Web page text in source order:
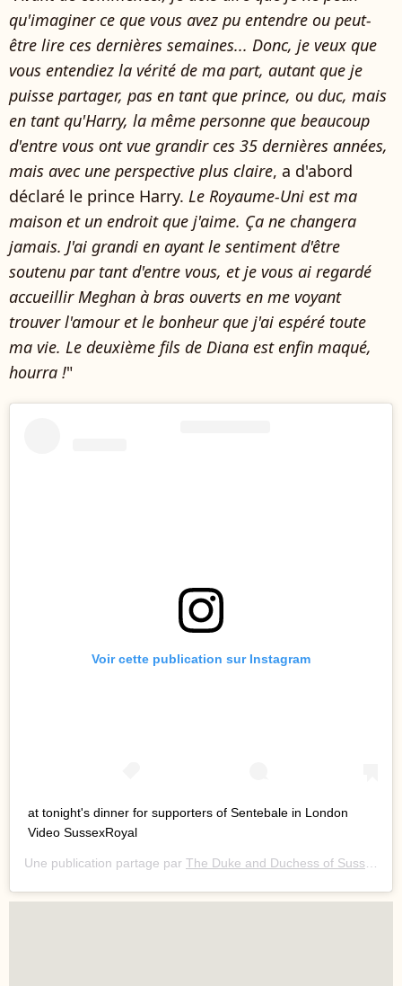
qu'imaginer ce que vous avez pu entendre ou peut-
être lire ces dernières semaines... Donc, je veux que
vous entendiez la vérité de ma part, autant que je
puisse partager, pas en tant que prince, ou duc, mais
en tant qu'Harry, la même personne que beaucoup
d'entre vous ont vue grandir ces 35 dernières années,
mais avec une perspective plus claire, a d'abord
déclaré le prince Harry. Le Royaume-Uni est ma
maison et un endroit que j'aime. Ça ne changera
jamais. J'ai grandi en ayant le sentiment d'être
soutenu par tant d'entre vous, et je vous ai regardé
accueillir Meghan à bras ouverts en me voyant
trouver l'amour et le bonheur que j'ai espéré toute
ma vie. Le deuxième fils de Diana est enfin maqué,
hourra !"
Voir cette publication sur Instagram
at tonight's dinner for supporters of Sentebale in London
Video SussexRoyal
Une publication partage par The Duke and Duchess of Sussex